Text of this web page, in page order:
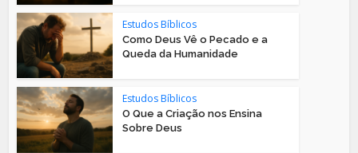
Estudos Bíblicos
Como Deus Vê o Pecado e a
Queda da Humanidade
Estudos Bíblicos
O Que a Criação nos Ensina
Sobre Deus